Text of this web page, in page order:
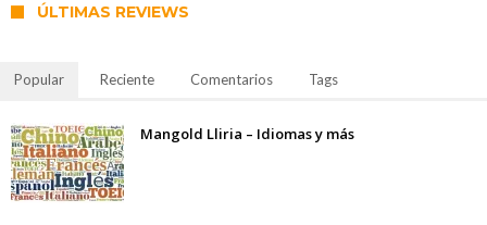
ÚLTIMAS REVIEWS
Popular Reciente Comentarios Tags
Mangold Lliria – Idiomas y más